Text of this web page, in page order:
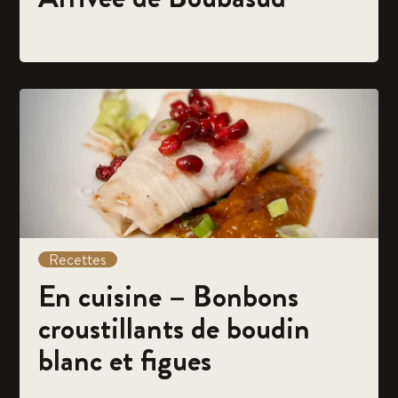
Recettes
En cuisine – Bonbons
croustillants de boudin
blanc et figues